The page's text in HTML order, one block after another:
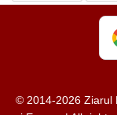
© 2014-2026 Ziarul